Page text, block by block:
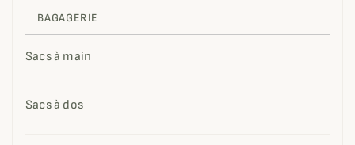
BAGAGERIE
Sacs à main
Sacs à dos